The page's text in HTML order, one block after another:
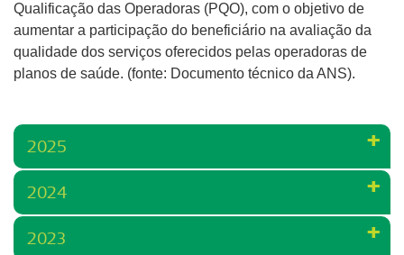
Qualificação das Operadoras (PQO), com o objetivo de
aumentar a participação do beneficiário na avaliação da
qualidade dos serviços oferecidos pelas operadoras de
planos de saúde. (fonte: Documento técnico da ANS).
2025
2024
2023